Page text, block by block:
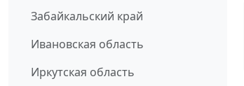
Забайкальский край
Ивановская область
Иркутская область